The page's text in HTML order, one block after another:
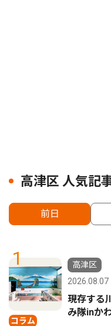
高津区 人気記
前日
1
コラム
高津区
2026.08.07
現存する
み隊inか